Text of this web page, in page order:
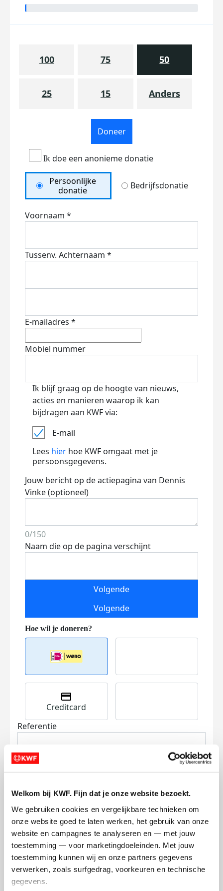
Welkom bij KWF. Fijn dat je onze website bezoekt.
We gebruiken cookies en vergelijkbare technieken om
onze website goed te laten werken, het gebruik van onze
website en campagnes te analyseren en — met jouw
toestemming — voor marketingdoeleinden. Met jouw
toestemming kunnen wij en onze partners gegevens
verwerken, zoals surfgedrag, voorkeuren en technische
gegevens.
100 75 50
25 15 Anders
Doneer
Ik doe een anonieme donatie
Persoonlijke
donatie
Bedrijfsdonatie
Voornaam *
Tussenv. Achternaam *
E-mailadres *
Mobiel nummer
Ik blijf graag op de hoogte van nieuws,
acties en manieren waarop ik kan
bijdragen aan KWF via:
E-mail
Lees hier hoe KWF omgaat met je
persoonsgegevens.
Jouw bericht op de actiepagina van Dennis
Vinke (optioneel)
0/150
Naam die op de pagina verschijnt
Volgende
Volgende
Creditcard
Referentie
Ik wil bijdragen aan de transactiekosten
en betaal €0.75 extra.
Doneer nu